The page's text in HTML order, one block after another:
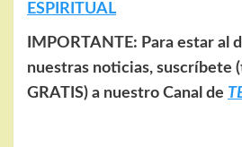
ESPIRITUAL
IMPORTANTE: Para estar al
nuestras noticias, suscríbete
GRATIS) a nuestro Canal de